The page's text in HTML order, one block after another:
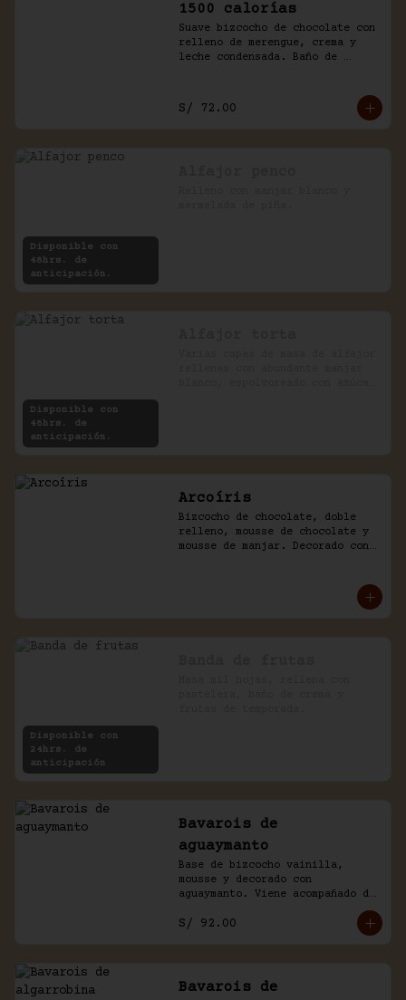
1500 calorías
Suave bizcocho de chocolate con
relleno de merengue, crema y
leche condensada. Baño de
S/ 72.00
Disponible con
48hrs. de
anticipación.
Disponible con
48hrs. de
anticipación.
Arcoíris
Bizcocho de chocolate, doble
relleno, mousse de chocolate y
mousse de manjar. Decorado con
Disponible con
24hrs. de
anticipación
Bavarois de
aguaymanto
Base de bizcocho vainilla,
mousse y decorado con
aguaymanto. Viene acompañado de
S/ 92.00
Bavarois de